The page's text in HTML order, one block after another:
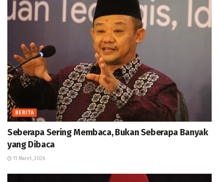
BERITA
Seberapa Sering Membaca, Bukan Seberapa Banyak
yang Dibaca
11 Maret, 2026